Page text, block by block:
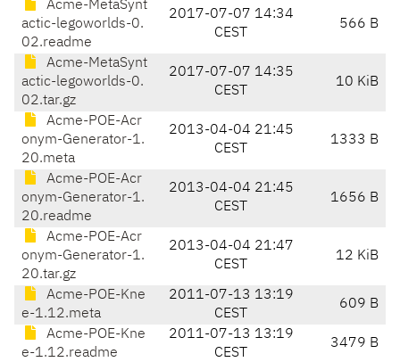
Acme-MetaSynt
actic-legoworlds-0.
02.readme
2017-07-07 14:34
CEST
566 B
Acme-MetaSynt
actic-legoworlds-0.
02.tar.gz
2017-07-07 14:35
CEST
10 KiB
Acme-POE-Acr
onym-Generator-1.
20.meta
2013-04-04 21:45
CEST
1333 B
Acme-POE-Acr
onym-Generator-1.
20.readme
2013-04-04 21:45
CEST
1656 B
Acme-POE-Acr
onym-Generator-1.
20.tar.gz
2013-04-04 21:47
CEST
12 KiB
Acme-POE-Kne
e-1.12.meta
2011-07-13 13:19
CEST
609 B
Acme-POE-Kne
e-1.12.readme
2011-07-13 13:19
CEST
3479 B